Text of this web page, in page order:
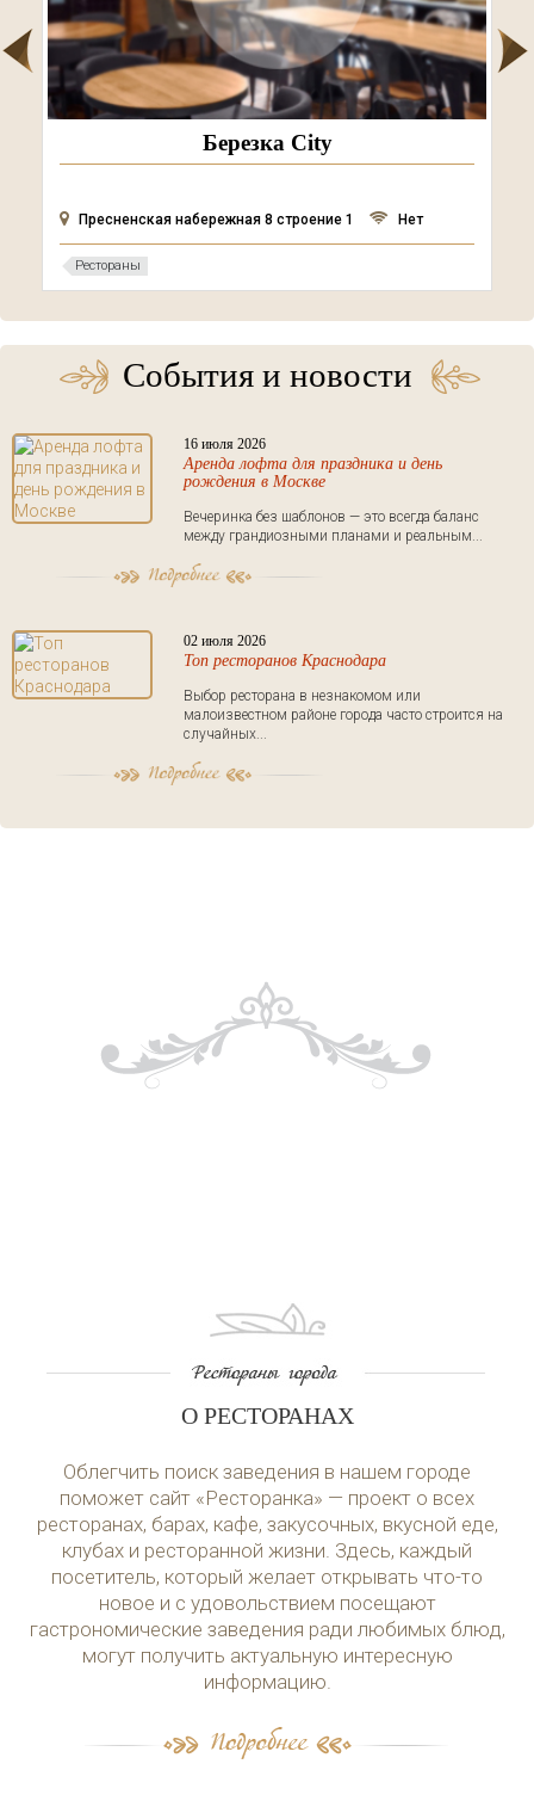
Березка City
Пресненская набережная 8 строение 1 Нет
Рестораны
События и новости
16 июля 2026
Аренда лофта для праздника и день
рождения в Москве
Вечеринка без шаблонов — это всегда баланс
между грандиозными планами и реальным...
02 июля 2026
Топ ресторанов Краснодара
Выбор ресторана в незнакомом или
малоизвестном районе города часто строится на
случайных...
О РЕСТОРАНАХ
Облегчить поиск заведения в нашем городе
поможет сайт «Ресторанка» — проект о всех
ресторанах, барах, кафе, закусочных, вкусной еде,
клубах и ресторанной жизни. Здесь, каждый
посетитель, который желает открывать что-то
новое и с удовольствием посещают
гастрономические заведения ради любимых блюд,
могут получить актуальную интересную
информацию.